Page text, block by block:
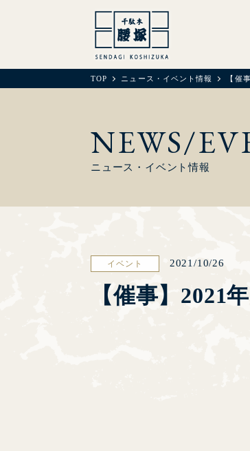
TOP ニュース・イベント情報 【催
NEWS/
ニュース・イベント情報
イベント 2021/10/26
【催事】2021